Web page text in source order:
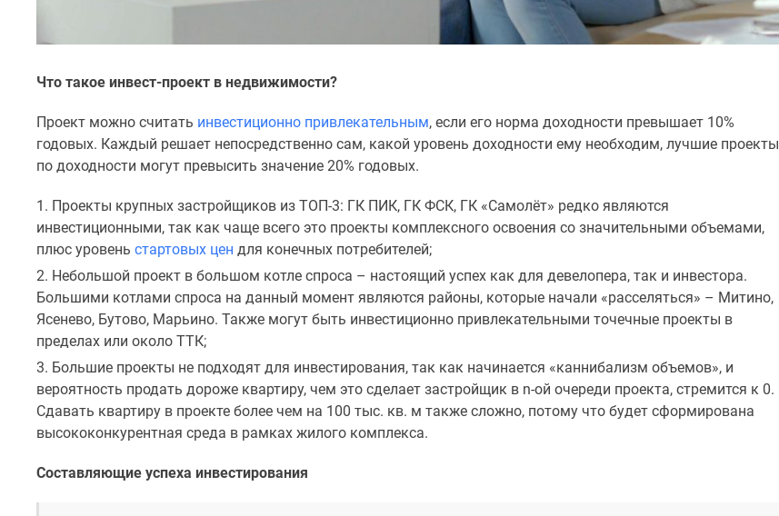
эксперта
рынка
Экспертиза
новостроек
Эксперты
проекте
Машино-
Апартаменты
#траншевая
#рассрочка
ипотека
Что такое инвест-проект в недвижимости?
Проект можно считать инвестиционно привлекательным, если его норма доходности превышает 10%
годовых. Каждый решает непосредственно сам, какой уровень доходности ему необходим, лучшие проекты
по доходности могут превысить значение 20% годовых.
Проекты крупных застройщиков из ТОП-3: ГК ПИК, ГК ФСК, ГК «Самолёт» редко являются
инвестиционными, так как чаще всего это проекты комплексного освоения со значительными объемами,
плюс уровень стартовых цен для конечных потребителей;
Небольшой проект в большом котле спроса – настоящий успех как для девелопера, так и инвестора.
Большими котлами спроса на данный момент являются районы, которые начали «расселяться» – Митино,
Ясенево, Бутово, Марьино. Также могут быть инвестиционно привлекательными точечные проекты в
пределах или около ТТК;
Большие проекты не подходят для инвестирования, так как начинается «каннибализм объемов», и
вероятность продать дороже квартиру, чем это сделает застройщик в n-ой очереди проекта, стремится к 0.
Сдавать квартиру в проекте более чем на 100 тыс. кв. м также сложно, потому что будет сформирована
высококонкурентная среда в рамках жилого комплекса.
Составляющие успеха инвестирования